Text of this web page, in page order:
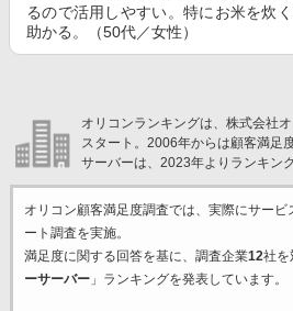
るので活用しやすい。特にお米を炊
助かる。（50代／女性）
オリコンランキングは、株式会社
スタート。2006年からは顧客満足
サーバーは、2023年よりランキン
オリコン顧客満足度調査では、実際にサービ
ート調査を実施。
満足度に関する回答を基に、調査企業12社を
ーサーバー」ランキングを発表しています。